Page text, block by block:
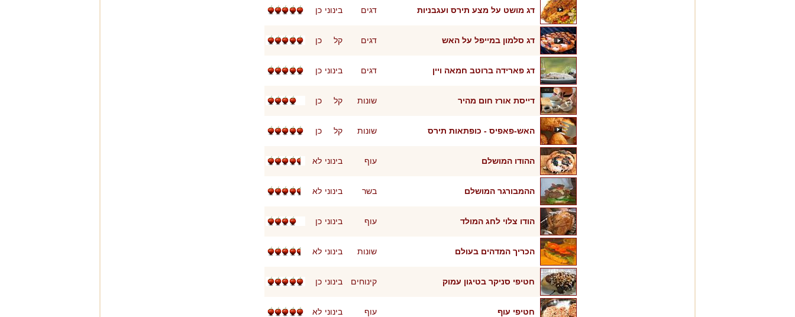
דג מושט על מצע תירס ועגבניות דגים בינוני כן
דג סלמון במייפל על האש דגים קל כן
דג פארידה ברוטב חמאה ויין דגים בינוני כן
דייסת אורז חום מהיר שונות קל כן
האש-פאפיס - כופתאות תירס שונות קל כן
ההודו המושלם עוף בינוני לא
ההמבורגר המושלם בשר בינוני לא
הודו צלוי לחג המולד עוף בינוני כן
הכריך המדהים בעולם שונות בינוני לא
חטיפי סניקר בטיגון עמוק קינוחים בינוני כן
חטיפי עוף עוף בינוני לא